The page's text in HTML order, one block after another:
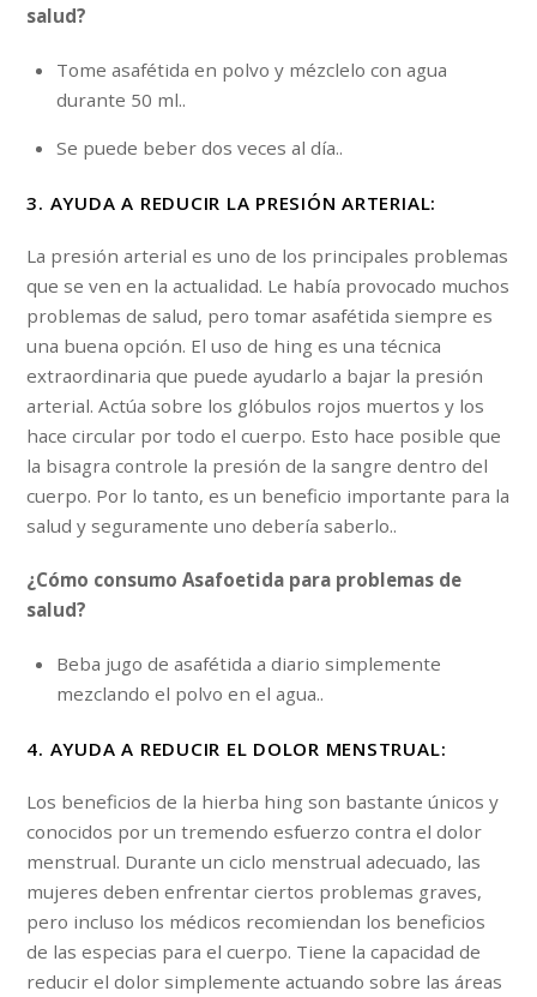
salud?
Tome asafétida en polvo y mézclelo con agua
durante 50 ml..
Se puede beber dos veces al día..
3. AYUDA A REDUCIR LA PRESIÓN ARTERIAL:
La presión arterial es uno de los principales problemas
que se ven en la actualidad. Le había provocado muchos
problemas de salud, pero tomar asafétida siempre es
una buena opción. El uso de hing es una técnica
extraordinaria que puede ayudarlo a bajar la presión
arterial. Actúa sobre los glóbulos rojos muertos y los
hace circular por todo el cuerpo. Esto hace posible que
la bisagra controle la presión de la sangre dentro del
cuerpo. Por lo tanto, es un beneficio importante para la
salud y seguramente uno debería saberlo..
¿Cómo consumo Asafoetida para problemas de
salud?
Beba jugo de asafétida a diario simplemente
mezclando el polvo en el agua..
4. AYUDA A REDUCIR EL DOLOR MENSTRUAL:
Los beneficios de la hierba hing son bastante únicos y
conocidos por un tremendo esfuerzo contra el dolor
menstrual. Durante un ciclo menstrual adecuado, las
mujeres deben enfrentar ciertos problemas graves,
pero incluso los médicos recomiendan los beneficios
de las especias para el cuerpo. Tiene la capacidad de
reducir el dolor simplemente actuando sobre las áreas